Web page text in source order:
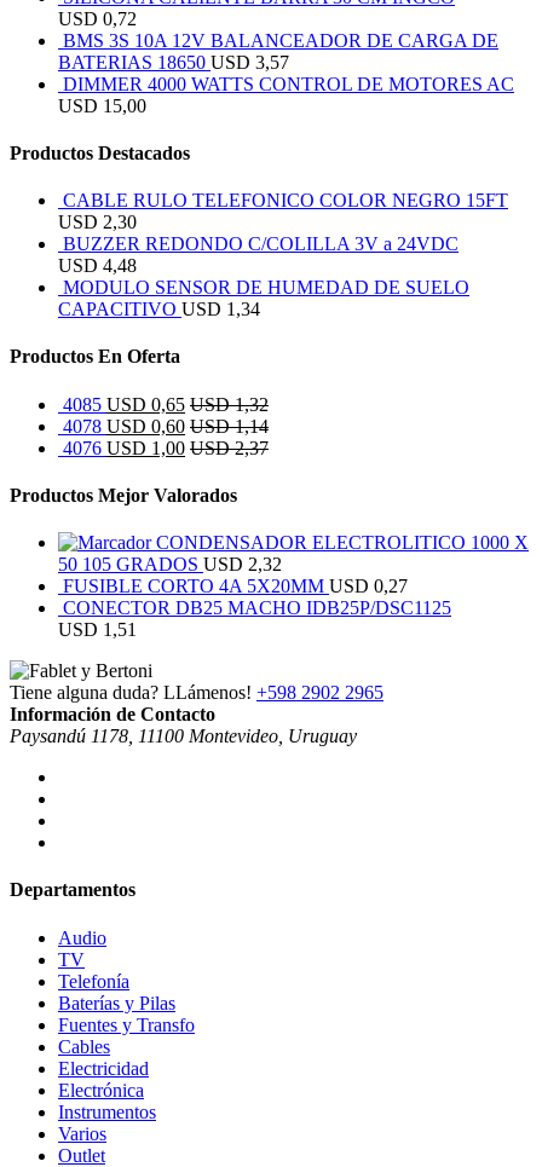
USD 0,72
BMS 3S 10A 12V BALANCEADOR DE CARGA DE
BATERIAS 18650 USD 3,57
DIMMER 4000 WATTS CONTROL DE MOTORES AC
USD 15,00
Productos Destacados
CABLE RULO TELEFONICO COLOR NEGRO 15FT
USD 2,30
BUZZER REDONDO C/COLILLA 3V a 24VDC
USD 4,48
MODULO SENSOR DE HUMEDAD DE SUELO
CAPACITIVO USD 1,34
Productos En Oferta
4085 USD 0,65 USD1,32
4078 USD 0,60 USD1,14
4076 USD 1,00 USD2,37
Productos Mejor Valorados
CONDENSADOR ELECTROLITICO 1000 X
50 105 GRADOS USD 2,32
FUSIBLE CORTO 4A 5X20MM USD 0,27
CONECTOR DB25 MACHO IDB25P/DSC1125
USD 1,51
Tiene alguna duda? LLámenos! +598 2902 2965
Información de Contacto
Paysandú 1178, 11100 Montevideo, Uruguay
Departamentos
Audio
TV
Telefonía
Baterías y Pilas
Fuentes y Transfo
Cables
Electricidad
Electrónica
Instrumentos
Varios
Outlet